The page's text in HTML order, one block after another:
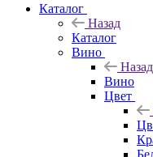
Каталог
Назад
Каталог
Вино
Назад
Вино
Цвет